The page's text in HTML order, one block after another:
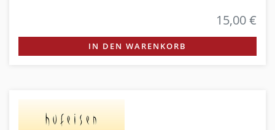
15,00 €
IN DEN WARENKORB